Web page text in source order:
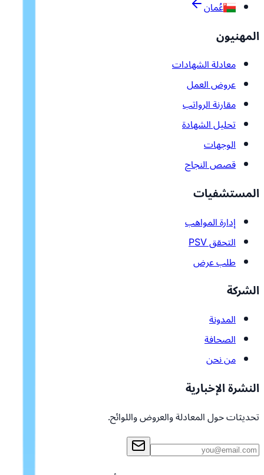
عُمان
المهنيون
معادلة الشهادات
عروض العمل
مقارنة الرواتب
تحليل الشهادة
الوجهات
قصص النجاح
المستشفيات
إدارة المواهب
التحقق PSV
طلب عرض
الشركة
المدونة
الصحافة
من نحن
النشرة الإخبارية
تحديثات حول المعادلة والعروض واللوائح.